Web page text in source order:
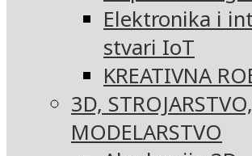
Elektronika i
stvari IoT
KREATIVNA
3D, STROJARSTVO,
MODELARSTVO